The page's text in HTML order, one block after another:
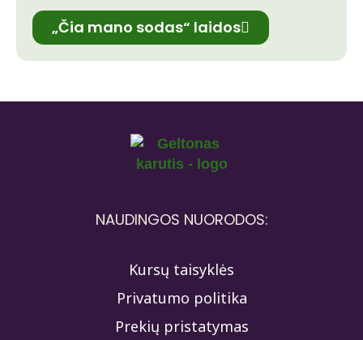
„Čia mano sodas“ laidos
NAUDINGOS NUORODOS:
Kursų taisyklės
Privatumo politika
Prekių pristatymas